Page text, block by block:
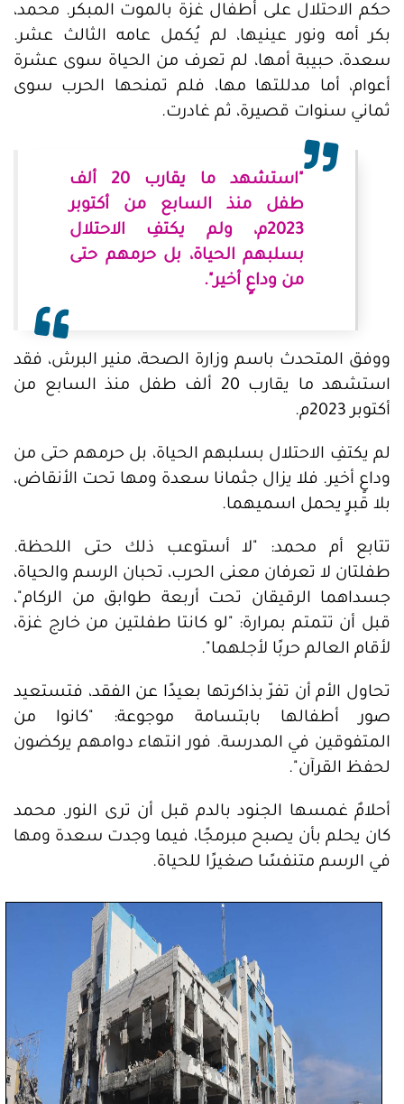
حكم الاحتلال على أطفال غزة بالموت المبكر. محمد،
بكر أمه ونور عينيها، لم يُكمل عامه الثالث عشر.
سعدة، حبيبة أمها، لم تعرف من الحياة سوى عشرة
أعوام، أما مدللتها مها، فلم تمنحها الحرب سوى
ثماني سنوات قصيرة، ثم غادرت.
"استشهد ما يقارب 20 ألف
طفل منذ السابع من أكتوبر
2023م، ولم يكتفِ الاحتلال
بسلبهم الحياة، بل حرمهم حتى
من وداعٍ أخير".
ووفق المتحدث باسم وزارة الصحة، منير البرش، فقد
استشهد ما يقارب 20 ألف طفل منذ السابع من
أكتوبر 2023م.
لم يكتفِ الاحتلال بسلبهم الحياة، بل حرمهم حتى من
وداعٍ أخير. فلا يزال جثمانا سعدة ومها تحت الأنقاض،
بلا قبرٍ يحمل اسميهما.
تتابع أم محمد: "لا أستوعب ذلك حتى اللحظة.
طفلتان لا تعرفان معنى الحرب، تحبان الرسم والحياة،
جسداهما الرقيقان تحت أربعة طوابق من الركام"،
قبل أن تتمتم بمرارة: "لو كانتا طفلتين من خارج غزة،
لأقام العالم حربًا لأجلهما".
تحاول الأم أن تفرّ بذاكرتها بعيدًا عن الفقد، فتستعيد
صور أطفالها بابتسامة موجوعة: "كانوا من
المتفوقين في المدرسة. فور انتهاء دوامهم يركضون
لحفظ القرآن".
أحلامٌ غمسها الجنود بالدم قبل أن ترى النور. محمد
كان يحلم بأن يصبح مبرمجًا، فيما وجدت سعدة ومها
في الرسم متنفسًا صغيرًا للحياة.